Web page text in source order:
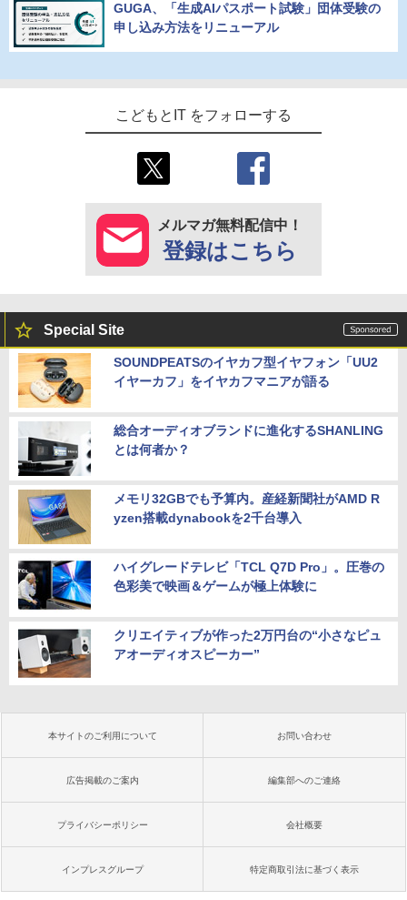
GUGA、「生成AIパスポート試験」団体受験の
申し込み方法をリニューアル
こどもとIT をフォローする
メルマガ無料配信中！
登録はこちら
Special Site
SOUNDPEATSのイヤカフ型イヤフォン「UU2
イヤーカフ」をイヤカフマニアが語る
総合オーディオブランドに進化するSHANLING
とは何者か？
メモリ32GBでも予算内。産経新聞社がAMD R
yzen搭載dynabookを2千台導入
ハイグレードテレビ「TCL Q7D Pro」。圧巻の
色彩美で映画＆ゲームが極上体験に
クリエイティブが作った2万円台の“小さなピュ
アオーディオスピーカー”
本サイトのご利用について お問い合わせ
広告掲載のご案内 編集部へのご連絡
プライバシーポリシー 会社概要
インプレスグループ 特定商取引法に基づく表示